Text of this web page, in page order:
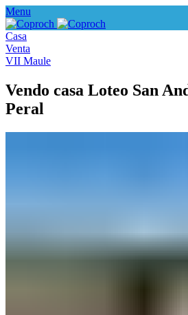
Menu
Casa
Venta
VII Maule
Vendo casa Loteo San
Peral